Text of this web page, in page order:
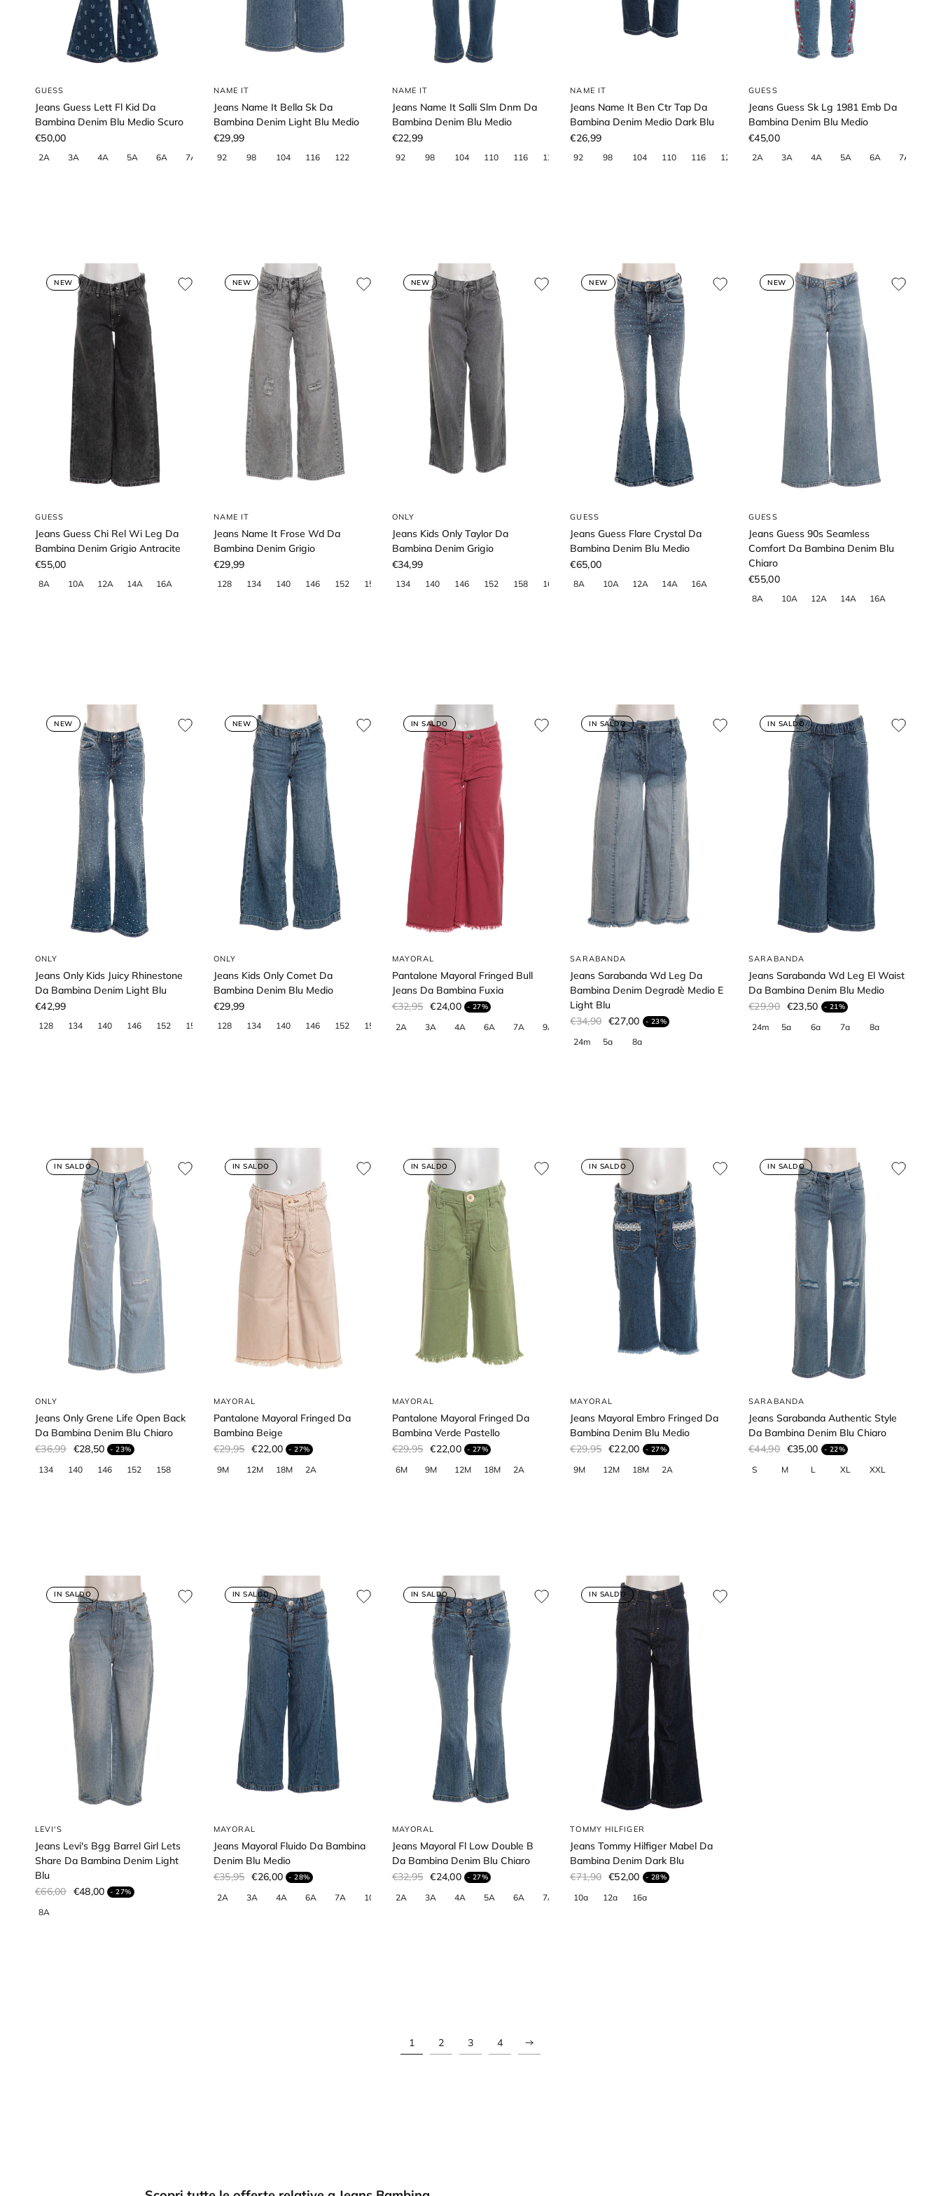
GUESS
Jeans Guess Lett Fl Kid Da
Bambina Denim Blu Medio Scuro
€50,00
NAME IT
Jeans Name It Bella Sk Da
Bambina Denim Light Blu Medio
€29,99
NAME IT
Jeans Name It Salli Slm Dnm Da
Bambina Denim Blu Medio
€22,99
NAME IT
Jeans Name It Ben Ctr Tap Da
Bambina Denim Medio Dark Blu
€26,99
GUESS
Jeans Guess Sk Lg 1981 Emb Da
Bambina Denim Blu Medio
€45,00
NEW
GUESS
Jeans Guess Chi Rel Wi Leg Da
Bambina Denim Grigio Antracite
€55,00
NEW
NAME IT
Jeans Name It Frose Wd Da
Bambina Denim Grigio
€29,99
NEW
ONLY
Jeans Kids Only Taylor Da
Bambina Denim Grigio
€34,99
NEW
GUESS
Jeans Guess Flare Crystal Da
Bambina Denim Blu Medio
€65,00
NEW
GUESS
Jeans Guess 90s Seamless
Comfort Da Bambina Denim Blu
Chiaro
€55,00
NEW
ONLY
Jeans Only Kids Juicy Rhinestone
Da Bambina Denim Light Blu
€42,99
NEW
ONLY
Jeans Kids Only Comet Da
Bambina Denim Blu Medio
€29,99
IN SALDO
MAYORAL
Pantalone Mayoral Fringed Bull
Jeans Da Bambina Fuxia
€32,95 €24,00 - 27%
IN SALDO
SARABANDA
Jeans Sarabanda Wd Leg Da
Bambina Denim Degradè Medio E
Light Blu
€34,90 €27,00 - 23%
IN SALDO
SARABANDA
Jeans Sarabanda Wd Leg El Waist
Da Bambina Denim Blu Medio
€29,90 €23,50 - 21%
IN SALDO
ONLY
Jeans Only Grene Life Open Back
Da Bambina Denim Blu Chiaro
€36,99 €28,50 - 23%
IN SALDO
MAYORAL
Pantalone Mayoral Fringed Da
Bambina Beige
€29,95 €22,00 - 27%
IN SALDO
MAYORAL
Pantalone Mayoral Fringed Da
Bambina Verde Pastello
€29,95 €22,00 - 27%
IN SALDO
MAYORAL
Jeans Mayoral Embro Fringed Da
Bambina Denim Blu Medio
€29,95 €22,00 - 27%
IN SALDO
SARABANDA
Jeans Sarabanda Authentic Style
Da Bambina Denim Blu Chiaro
€44,90 €35,00 - 22%
IN SALDO
LEVI'S
Jeans Levi's Bgg Barrel Girl Lets
Share Da Bambina Denim Light
Blu
€66,00 €48,00 - 27%
IN SALDO
MAYORAL
Jeans Mayoral Fluido Da Bambina
Denim Blu Medio
€35,95 €26,00 - 28%
IN SALDO
MAYORAL
Jeans Mayoral Fl Low Double B
Da Bambina Denim Blu Chiaro
€32,95 €24,00 - 27%
IN SALDO
TOMMY HILFIGER
Jeans Tommy Hilfiger Mabel Da
Bambina Denim Dark Blu
€71,90 €52,00 - 28%
1 2 3 4